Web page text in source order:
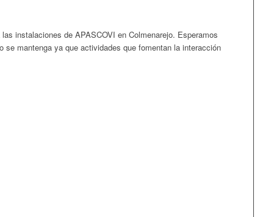
instalaciones de APASCOVI en Colmenarejo. Esperamos
se mantenga ya que actividades que fomentan la interacción